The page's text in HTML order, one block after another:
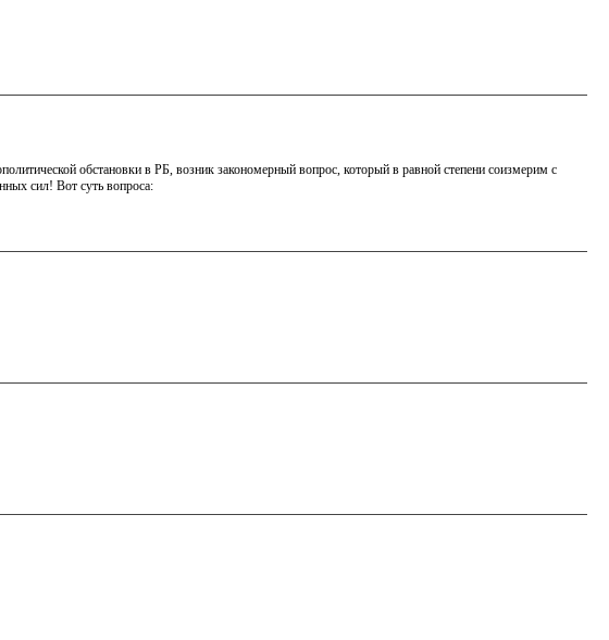
обстановки в РБ, возник закономерный вопрос, который в равной степени соизмерим с
сил! Вот суть вопроса: